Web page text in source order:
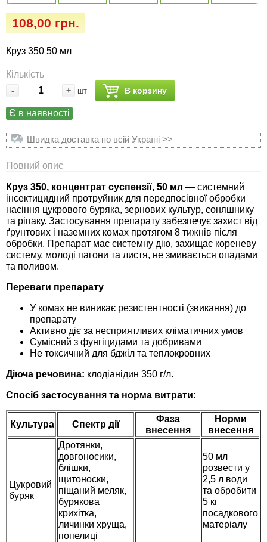
108,00 грн.
Круз 350 50 мл
Кількість
- + шт В корзину
Є в наявності
Швидка доставка по всій Україні >>
Повний опис
Круз 350, концентрат суспензії, 50 мл — системний
інсектицидний протруйник для передпосівної обробки
насіння цукрового буряка, зернових культур, соняшнику
та ріпаку. Застосування препарату забезпечує захист від
ґрунтових і наземних комах протягом 8 тижнів після
обробки. Препарат має системну дію, захищає кореневу
систему, молоді пагони та листя, не змивається опадами
та поливом.
Переваги препарату
У комах не виникає резистентності (звикання) до
препарату
Активно діє за несприятливих кліматичних умов
Сумісний з фунгіцидами та добривами
Не токсичний для бджіл та теплокровних
Діюча речовина: клодіанідин 350 г/л.
Спосіб застосування та норма витрати:
Культура Спектр дії
Фаза
внесення
Норми
внесення
Цукровий
буряк
Дротянки,
довгоносики,
блішки,
щитоноски,
піщаний меляк,
бурякова
крихітка,
личинки хруща,
попелиці
50 мл
розвести у
2,5 л води
та обробити
5 кг
посадкового
матеріалу
Семена перца
Семена пряных трав
Семена редиса
Семена салата
Семена свеклы
Семена сельдерея
Семена табака
Семена томатов
Семена тыквы, патиссона
Семена укропа
Семена фасоли
Семена цветов
Семена шпината
Удобрения «Сударушка», «Рязаночка»
100 г
Удобрения «Чистый лист» кристаллические
Удобрения «Чистый лист» в палочках
Удобрения «Чистый лист» Успех
Опрыскиватели
Перчатки
Тенты
Средства защиты от тараканов, прусаков,
клопов, блох, домашних и садовых муравьев
Средства защиты от комаров, москитов,
клещей, ос, мошек, слепней
Средства защиты от мух
Средства защиты от моли
Средства защиты от капустницы
Средства защиты от грызунов
Препараты для септиков, выгребных ям и
дачных туалетов, биодеструкторы
Хозяйственные товары
Средства защиты растений
Лидеры продаж